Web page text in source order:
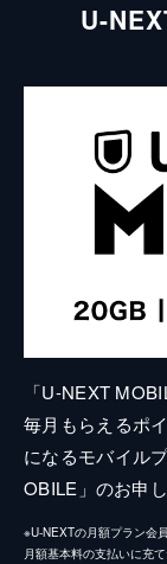
U-
「U-NEXT
毎月もらえるポ
になるモバイル
OBILE」のお申
※U-NEXTの月額プラン会
月額基本料の支払いに充て